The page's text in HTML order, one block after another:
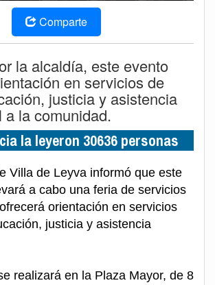
Comparte
la alcaldía, este evento
en servicios de
justicia y asistencia
a la comunidad.
la leyeron 30636 personas
Villa de Leyva informó que este
a cabo una feria de servicios
orientación en servicios
justicia y asistencia
realizará en la Plaza Mayor, de 8